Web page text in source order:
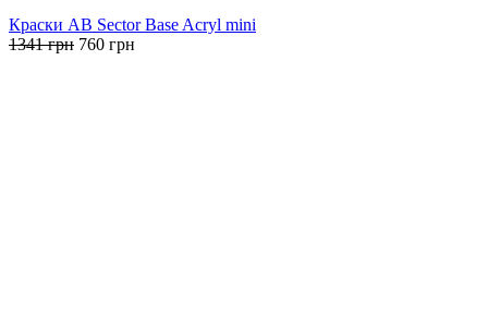
Краски AB Sector Base Acryl mini
1341грн Первоначальная
760 грн